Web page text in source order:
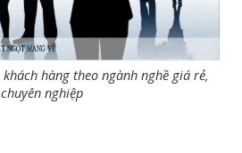
hàng theo ngành nghề giá rẻ,
chuyên nghiệp